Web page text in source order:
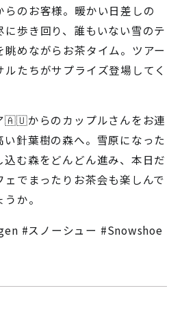
のお客様。暖かい日差しの
歩き回り、誰もいない雪のテ
めながらお茶タイム。ツアー
たちがサプライズ登場してく
🇦🇺からのカップルさんをお連
針葉樹の森へ。雪原になった
む森をどんどん進み、本日だ
でまったりお茶会も楽しんで
か。
#スノーシュー #Snowshoe